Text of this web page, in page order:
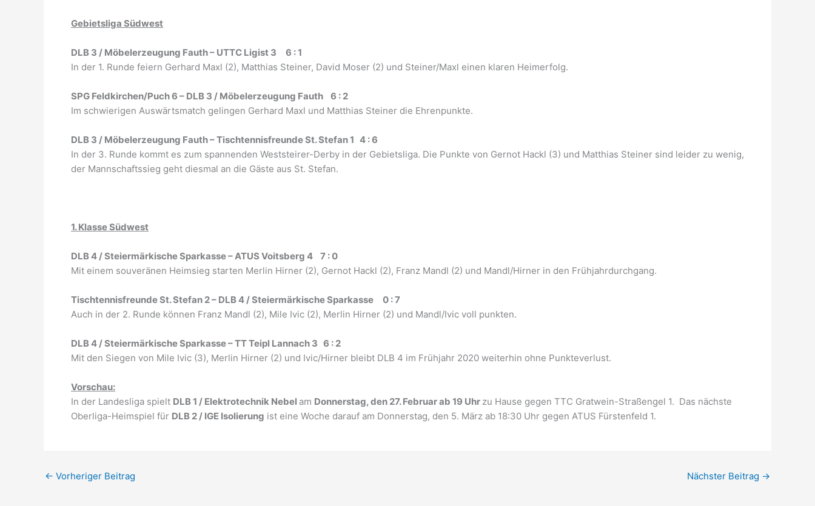
Gebietsliga Südwest
DLB 3 / Möbelerzeugung Fauth – UTTC Ligist 3 6 : 1
In der 1. Runde feiern Gerhard Maxl (2), Matthias Steiner, David Moser (2) und Steiner/Maxl einen klaren Heimerfolg.
SPG Feldkirchen/Puch 6 – DLB 3 / Möbelerzeugung Fauth 6 : 2
Im schwierigen Auswärtsmatch gelingen Gerhard Maxl und Matthias Steiner die Ehrenpunkte.
DLB 3 / Möbelerzeugung Fauth – Tischtennisfreunde St. Stefan 1 4 : 6
In der 3. Runde kommt es zum spannenden Weststeirer-Derby in der Gebietsliga. Die Punkte von Gernot Hackl (3) und Matthias Steiner sind leider zu wenig,
der Mannschaftssieg geht diesmal an die Gäste aus St. Stefan.
1. Klasse Südwest
DLB 4 / Steiermärkische Sparkasse – ATUS Voitsberg 4 7 : 0
Mit einem souveränen Heimsieg starten Merlin Hirner (2), Gernot Hackl (2), Franz Mandl (2) und Mandl/Hirner in den Frühjahrdurchgang.
Tischtennisfreunde St. Stefan 2 – DLB 4 / Steiermärkische Sparkasse 0 : 7
Auch in der 2. Runde können Franz Mandl (2), Mile Ivic (2), Merlin Hirner (2) und Mandl/Ivic voll punkten.
DLB 4 / Steiermärkische Sparkasse – TT Teipl Lannach 3 6 : 2
Mit den Siegen von Mile Ivic (3), Merlin Hirner (2) und Ivic/Hirner bleibt DLB 4 im Frühjahr 2020 weiterhin ohne Punkteverlust.
Vorschau:
In der Landesliga spielt DLB 1 / Elektrotechnik Nebel am Donnerstag, den 27. Februar ab 19 Uhr zu Hause gegen TTC Gratwein-Straßengel 1. Das nächste
Oberliga-Heimspiel für DLB 2 / IGE Isolierung ist eine Woche darauf am Donnerstag, den 5. März ab 18:30 Uhr gegen ATUS Fürstenfeld 1.
← Vorheriger Beitrag Nächster Beitrag →